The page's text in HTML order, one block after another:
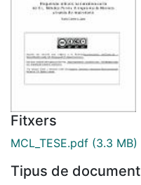
Fitxers
MCL_TESE.pdf (3.3 MB)
Tipus de document